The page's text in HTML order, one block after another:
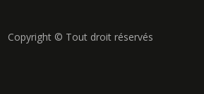
Copyright © Tout droit réservés